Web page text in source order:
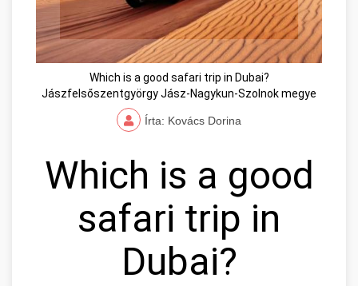
Which is a good safari trip in Dubai?
Jászfelsőszentgyörgy Jász-Nagykun-Szolnok megye
Írta: Kovács Dorina
Which is a good
safari trip in
Dubai?